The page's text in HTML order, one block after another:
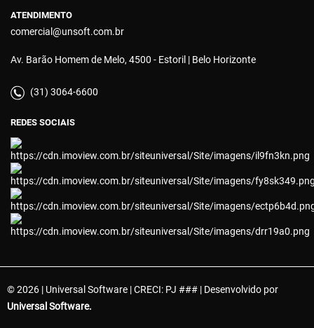
ATENDIMENTO
comercial@unsoft.com.br
Av. Barão Homem de Melo, 4500 - Estoril | Belo Horizonte
(31) 3064-6600
REDES SOCIAIS
© 2026 | Universal Software | CRECI: PJ ### | Desenvolvido por
Universal Software.